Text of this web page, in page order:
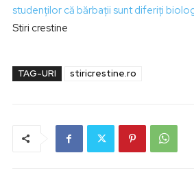
studenţilor că bărbaţii sunt diferiți
Stiri crestine
TAG-URI stiricrestine.ro